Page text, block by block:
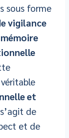
sous forme
vigilance
mémoire
et
de
et de